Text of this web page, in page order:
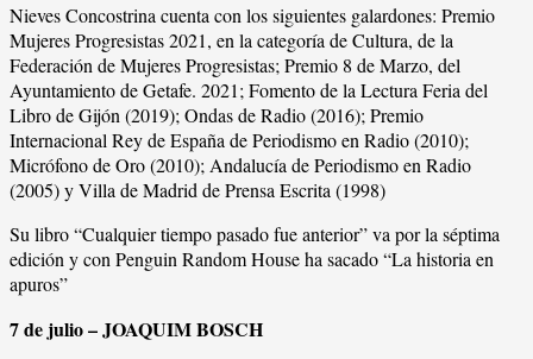
Nieves Concostrina cuenta con los siguientes galardones: Premio
Mujeres Progresistas 2021, en la categoría de Cultura, de la
Federación de Mujeres Progresistas; Premio 8 de Marzo, del
Ayuntamiento de Getafe. 2021; Fomento de la Lectura Feria del
Libro de Gijón (2019); Ondas de Radio (2016); Premio
Internacional Rey de España de Periodismo en Radio (2010);
Micrófono de Oro (2010); Andalucía de Periodismo en Radio
(2005) y Villa de Madrid de Prensa Escrita (1998)
Su libro “Cualquier tiempo pasado fue anterior” va por la séptima
edición y con Penguin Random House ha sacado “La historia en
apuros”
7 de julio – JOAQUIM BOSCH